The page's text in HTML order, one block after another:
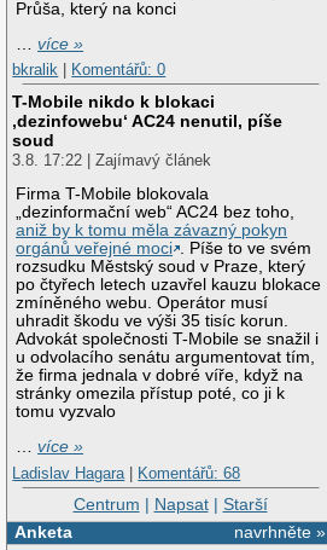
Průša, který na konci
…více »
bkralik
Komentářů: 0
T-Mobile nikdo k blokaci
‚dezinfowebu‘ AC24 nenutil, píše
soud
3.8. 17:22 | Zajímavý článek
Firma T-Mobile blokovala
„dezinformační web“ AC24 bez toho,
aniž by k tomu měla závazný pokyn
orgánů veřejné moci . Píše to ve svém
rozsudku Městský soud v Praze, který
po čtyřech letech uzavřel kauzu blokace
zmíněného webu. Operátor musí
uhradit škodu ve výši 35 tisíc korun.
Advokát společnosti T-Mobile se snažil i
u odvolacího senátu argumentovat tím,
že firma jednala v dobré víře, když na
stránky omezila přístup poté, co ji k
tomu vyzvalo
…více »
Ladislav Hagara | Komentářů: 68
Centrum | Napsat| Starší
navrhněte »
Anketa